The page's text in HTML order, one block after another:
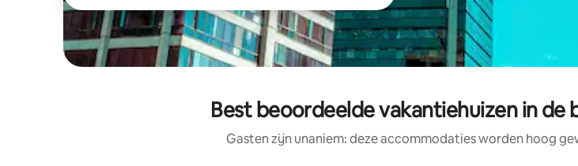
Best beoordeelde vakantiehuizen in de
Gasten zijn unaniem: deze accommodaties worden hoog